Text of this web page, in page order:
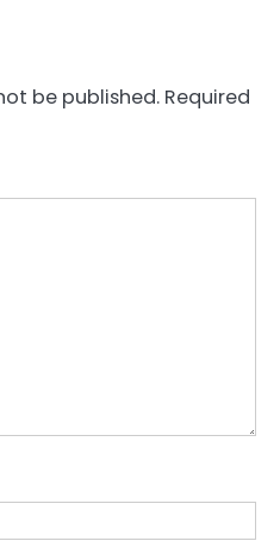
be published. Required